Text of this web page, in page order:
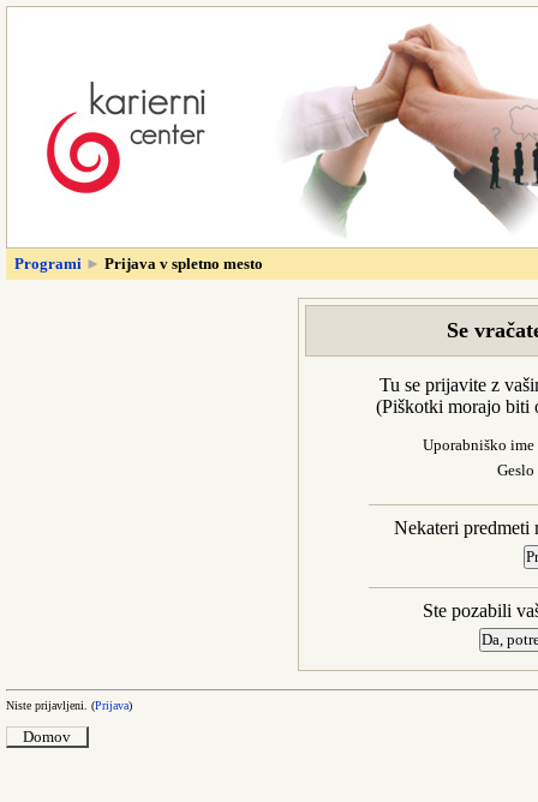
Programi ► Prijava v spletno mesto
Se
Tu se prijavite z
(Piškotki morajo biti
Uporabniško ime
Geslo
Nekateri predmeti
Ste pozabili
Niste prijavljeni. (Prijava)
Domov